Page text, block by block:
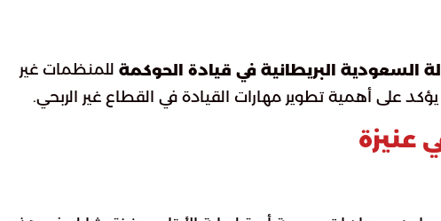
السعودية البريطانية في قيادة الحوكمة للمنظمات غير
عنيزة